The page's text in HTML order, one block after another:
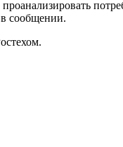
сообщении.